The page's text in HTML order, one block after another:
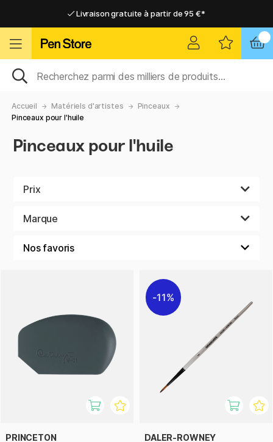
Livraison gratuite à partir de 95 €*
Livraison domicile ou point relais
Livraison gratuite à partir de 95 €*
Livraison domicile ou point relais
Accueil Matériels d'artistes
Pinceaux
Pinceaux pour l'huile
Pinceaux pour l'huile
Prix
Marque
PRINCETON
11%
DALER-ROWNEY